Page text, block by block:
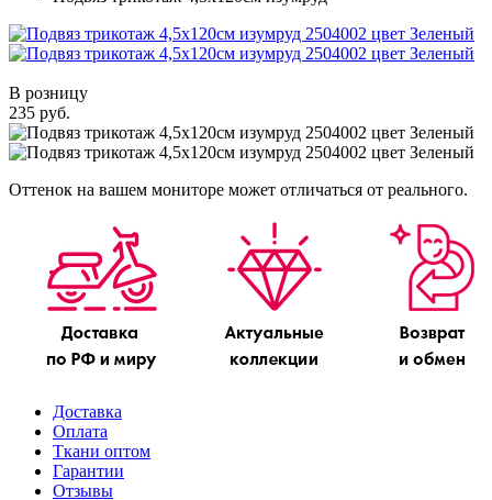
В розницу
235 руб.
Оттенок на вашем мониторе может отличаться от реального.
Доставка
Оплата
Ткани оптом
Гарантии
Отзывы